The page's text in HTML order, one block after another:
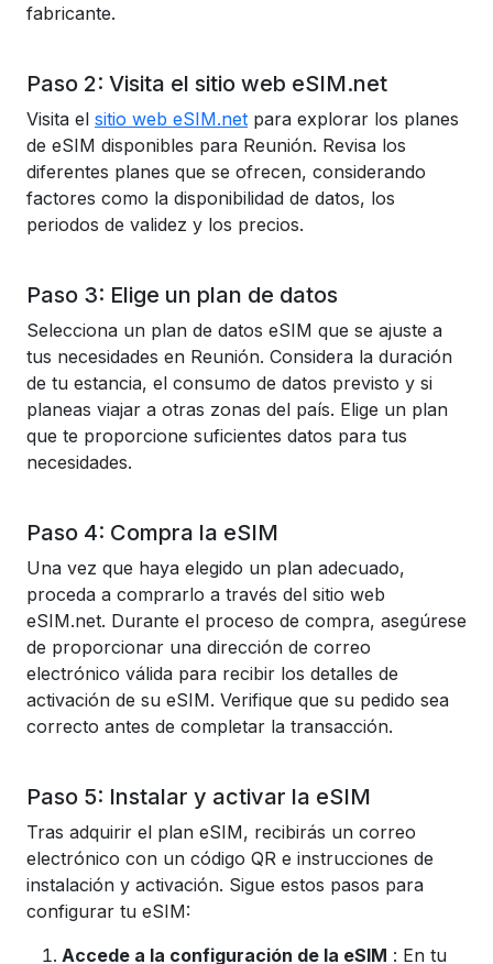
fabricante.
Paso 2: Visita el sitio web eSIM.net
Visita el sitio web eSIM.net para explorar los planes
de eSIM disponibles para Reunión. Revisa los
diferentes planes que se ofrecen, considerando
factores como la disponibilidad de datos, los
periodos de validez y los precios.
Paso 3: Elige un plan de datos
Selecciona un plan de datos eSIM que se ajuste a
tus necesidades en Reunión. Considera la duración
de tu estancia, el consumo de datos previsto y si
planeas viajar a otras zonas del país. Elige un plan
que te proporcione suficientes datos para tus
necesidades.
Paso 4: Compra la eSIM
Una vez que haya elegido un plan adecuado,
proceda a comprarlo a través del sitio web
eSIM.net. Durante el proceso de compra, asegúrese
de proporcionar una dirección de correo
electrónico válida para recibir los detalles de
activación de su eSIM. Verifique que su pedido sea
correcto antes de completar la transacción.
Paso 5: Instalar y activar la eSIM
Tras adquirir el plan eSIM, recibirás un correo
electrónico con un código QR e instrucciones de
instalación y activación. Sigue estos pasos para
configurar tu eSIM:
Accede a la configuración de la eSIM : En tu